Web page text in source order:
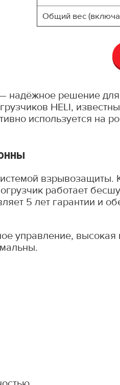
Общий вес
надёжное решение
HELI,
используется на
взрывозащиты.
работает
5 лет гарантии и
управление, высокая